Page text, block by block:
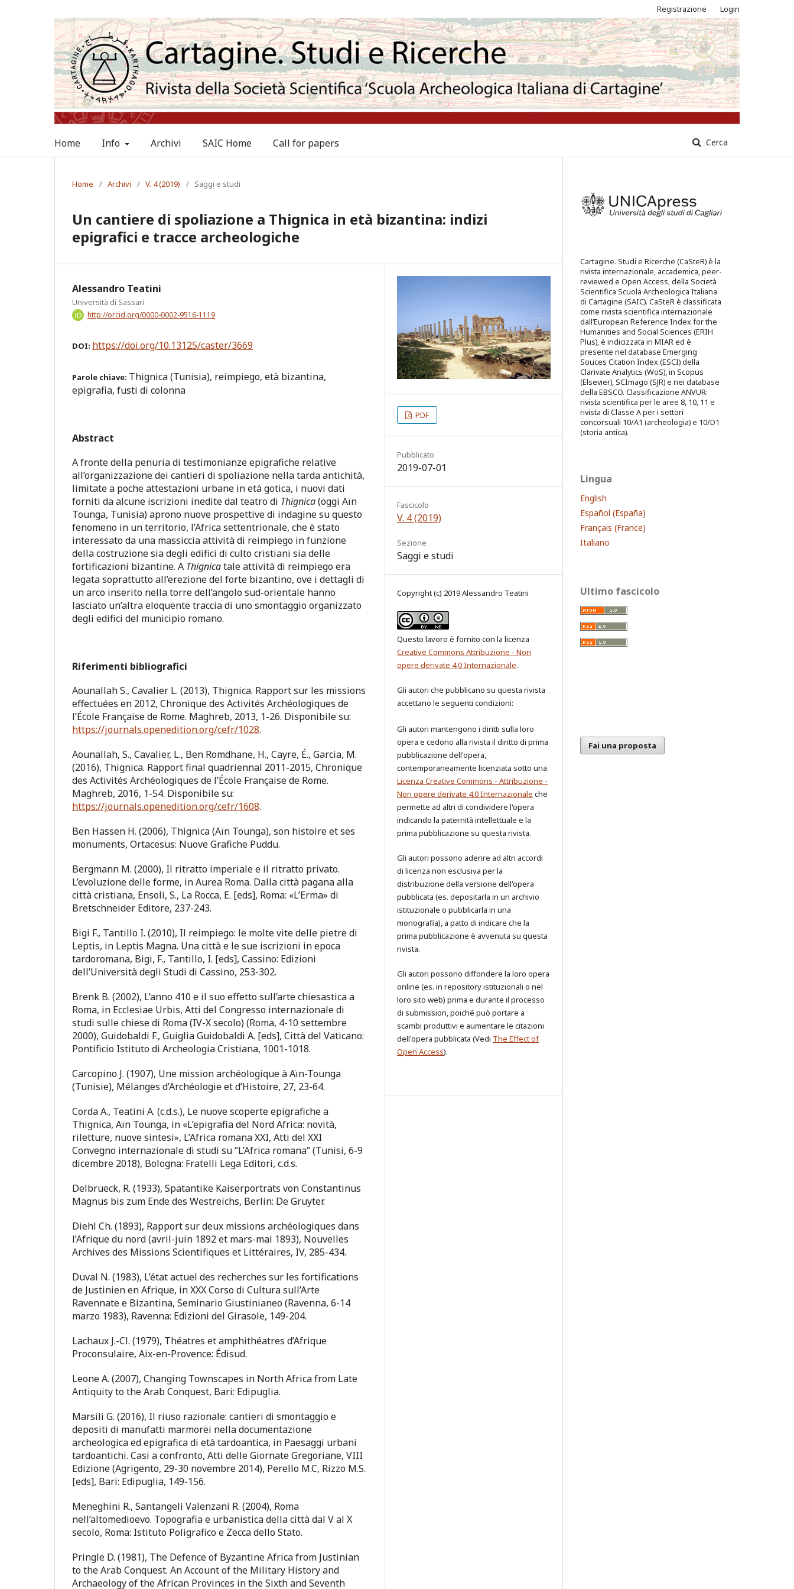
Home Info Archivi SAIC Home Call for papers Cerca
Registrazione Login
Home / Archivi / V. 4 (2019) / Saggi e studi
Un cantiere di spoliazione a Thignica in età bizantina: indizi
epigrafici e tracce archeologiche
Alessandro Teatini
Università di Sassari
http://orcid.org/0000-0002-9516-1119
DOI: https://doi.org/10.13125/caster/3669
Parole chiave: Thignica (Tunisia), reimpiego, età bizantina,
epigrafia, fusti di colonna
Abstract
A fronte della penuria di testimonianze epigrafiche relative
all’organizzazione dei cantieri di spoliazione nella tarda antichità,
limitate a poche attestazioni urbane in età gotica, i nuovi dati
forniti da alcune iscrizioni inedite dal teatro di Thignica(oggi Aïn
Tounga, Tunisia) aprono nuove prospettive di indagine su questo
fenomeno in un territorio, l’Africa settentrionale, che è stato
interessato da una massiccia attività di reimpiego in funzione
della costruzione sia degli edifici di culto cristiani sia delle
fortificazioni bizantine. A Thignicatale attività di reimpiego era
legata soprattutto all’erezione del forte bizantino, ove i dettagli di
un arco inserito nella torre dell’angolo sud-orientale hanno
lasciato un’altra eloquente traccia di uno smontaggio organizzato
degli edifici del municipio romano.
Riferimenti bibliografici
Aounallah S., Cavalier L. (2013), Thignica. Rapport sur les missions
effectuées en 2012, Chronique des Activités Archéologiques de
l’École Française de Rome. Maghreb, 2013, 1-26. Disponibile su:
https://journals.openedition.org/cefr/1028.
Aounallah, S., Cavalier, L., Ben Romdhane, H., Cayre, É., Garcia, M.
(2016), Thignica. Rapport final quadriennal 2011-2015, Chronique
des Activités Archéologiques de l’École Française de Rome.
Maghreb, 2016, 1-54. Disponibile su:
https://journals.openedition.org/cefr/1608.
Ben Hassen H. (2006), Thignica (Aïn Tounga), son histoire et ses
monuments, Ortacesus: Nuove Grafiche Puddu.
Bergmann M. (2000), Il ritratto imperiale e il ritratto privato.
L’evoluzione delle forme, in Aurea Roma. Dalla città pagana alla
città cristiana, Ensoli, S., La Rocca, E. [eds], Roma: «L’Erma» di
Bretschneider Editore, 237-243.
Bigi F., Tantillo I. (2010), Il reimpiego: le molte vite delle pietre di
Leptis, in Leptis Magna. Una città e le sue iscrizioni in epoca
tardoromana, Bigi, F., Tantillo, I. [eds], Cassino: Edizioni
dell’Università degli Studi di Cassino, 253-302.
Brenk B. (2002), L’anno 410 e il suo effetto sull’arte chiesastica a
Roma, in Ecclesiae Urbis, Atti del Congresso internazionale di
studi sulle chiese di Roma (IV-X secolo) (Roma, 4-10 settembre
2000), Guidobaldi F., Guiglia Guidobaldi A. [eds], Città del Vaticano:
Pontificio Istituto di Archeologia Cristiana, 1001-1018.
Carcopino J. (1907), Une mission archéologique à Aïn-Tounga
(Tunisie), Mélanges d’Archéologie et d’Histoire, 27, 23-64.
Corda A., Teatini A. (c.d.s.), Le nuove scoperte epigrafiche a
Thignica, Aïn Tounga, in «L’epigrafia del Nord Africa: novità,
riletture, nuove sintesi», L’Africa romana XXI, Atti del XXI
Convegno internazionale di studi su “L’Africa romana” (Tunisi, 6-9
dicembre 2018), Bologna: Fratelli Lega Editori, c.d.s.
Delbrueck, R. (1933), Spätantike Kaiserporträts von Constantinus
Magnus bis zum Ende des Westreichs, Berlin: De Gruyter.
Diehl Ch. (1893), Rapport sur deux missions archéologiques dans
l’Afrique du nord (avril-juin 1892 et mars-mai 1893), Nouvelles
Archives des Missions Scientifiques et Littéraires, IV, 285-434.
Duval N. (1983), L’état actuel des recherches sur les fortifications
de Justinien en Afrique, in XXX Corso di Cultura sull’Arte
Ravennate e Bizantina, Seminario Giustinianeo (Ravenna, 6-14
marzo 1983), Ravenna: Edizioni del Girasole, 149-204.
Lachaux J.-Cl. (1979), Théatres et amphithéatres d’Afrique
Proconsulaire, Aix-en-Provence: Édisud.
Leone A. (2007), Changing Townscapes in North Africa from Late
Antiquity to the Arab Conquest, Bari: Edipuglia.
Marsili G. (2016), Il riuso razionale: cantieri di smontaggio e
depositi di manufatti marmorei nella documentazione
archeologica ed epigrafica di età tardoantica, in Paesaggi urbani
tardoantichi. Casi a confronto, Atti delle Giornate Gregoriane, VIII
Edizione (Agrigento, 29-30 novembre 2014), Perello M.C, Rizzo M.S.
[eds], Bari: Edipuglia, 149-156.
Meneghini R., Santangeli Valenzani R. (2004), Roma
nell’altomedioevo. Topografia e urbanistica della città dal V al X
secolo, Roma: Istituto Poligrafico e Zecca dello Stato.
Pringle D. (1981), The Defence of Byzantine Africa from Justinian
to the Arab Conquest. An Account of the Military History and
Archaeology of the African Provinces in the Sixth and Seventh
PDF
Pubblicato
2019-07-01
Fascicolo
V. 4 (2019)
Sezione
Saggi e studi
Copyright (c) 2019 Alessandro Teatini
Questo lavoro è fornito con la licenza
Creative Commons Attribuzione - Non
opere derivate 4.0 Internazionale.
Gli autori che pubblicano su questa rivista
accettano le seguenti condizioni:
Gli autori mantengono i diritti sulla loro
opera e cedono alla rivista il diritto di prima
pubblicazione dell'opera,
contemporaneamente licenziata sotto una
Licenza Creative Commons - Attribuzione -
Non opere derivate 4.0 Internazionale che
permette ad altri di condividere l'opera
indicando la paternità intellettuale e la
prima pubblicazione su questa rivista.
Gli autori possono aderire ad altri accordi
di licenza non esclusiva per la
distribuzione della versione dell'opera
pubblicata (es. depositarla in un archivio
istituzionale o pubblicarla in una
monografia), a patto di indicare che la
prima pubblicazione è avvenuta su questa
rivista.
Gli autori possono diffondere la loro opera
online (es. in repository istituzionali o nel
loro sito web) prima e durante il processo
di submission, poiché può portare a
scambi produttivi e aumentare le citazioni
dell'opera pubblicata (Vedi The Effect of
Open Access).
Cartagine. Studi e Ricerche (CaSteR) è la
rivista internazionale, accademica, peer-
reviewed e Open Access, della Società
Scientifica Scuola Archeologica Italiana
di Cartagine (SAIC). CaSteR è classificata
come rivista scientifica internazionale
dall’European Reference Index for the
Humanities and Social Sciences (ERIH
Plus), è indicizzata in MIAR ed è
presente nel database Emerging
Souces Citation Index (ESCI) della
Clarivate Analytics (WoS), in Scopus
(Elsevier), SCImago (SJR) e nei database
della EBSCO. Classificazione ANVUR:
rivista scientifica per le aree 8, 10, 11 e
rivista di Classe A per i settori
concorsuali 10/A1 (archeologia) e 10/D1
(storia antica).
Lingua
English
Español (España)
Français (France)
Italiano
Ultimo fascicolo
Fai una proposta